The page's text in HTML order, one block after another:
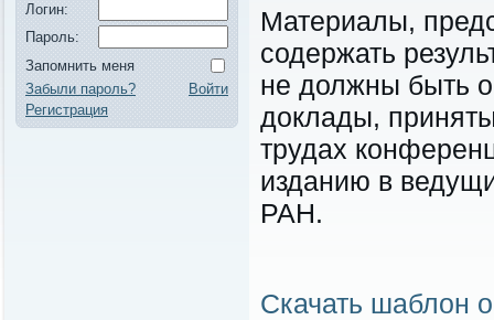
Логин:
Пароль:
Запомнить меня
Забыли пароль?
Войти
Регистрация
Материалы,
содержать
не должны быть
доклады,
трудах
изданию в
РАН.
Скачать шаблон